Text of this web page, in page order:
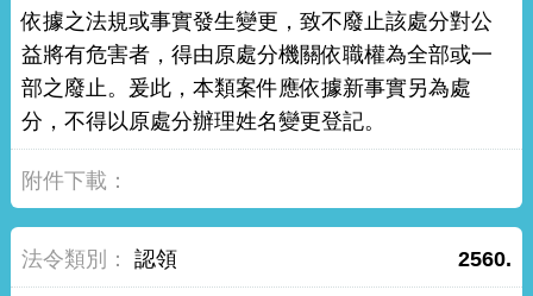
依據之法規或事實發生變更，致不廢止該處分對公
益將有危害者，得由原處分機關依職權為全部或一
部之廢止。爰此，本類案件應依據新事實另為處
分，不得以原處分辦理姓名變更登記。
2560.
認領